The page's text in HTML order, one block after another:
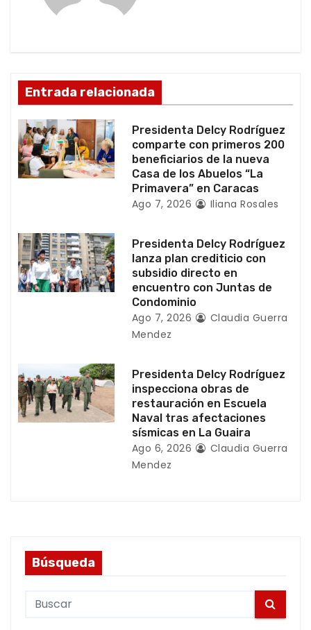
e
e
n
t
a
d
a
Entrada relacionada
Presidenta Delcy Rodríguez
comparte con primeros 200
beneficiarios de la nueva
Casa de los Abuelos “La
Primavera” en Caracas
Ago 7, 2026 Iliana Rosales
Presidenta Delcy Rodríguez
lanza plan crediticio con
subsidio directo en
encuentro con Juntas de
Condominio
Ago 7, 2026
Claudia Guerra
Mendez
Presidenta Delcy Rodríguez
inspecciona obras de
restauración en Escuela
Naval tras afectaciones
sísmicas en La Guaira
Ago 6, 2026
Claudia Guerra
Mendez
Búsqueda